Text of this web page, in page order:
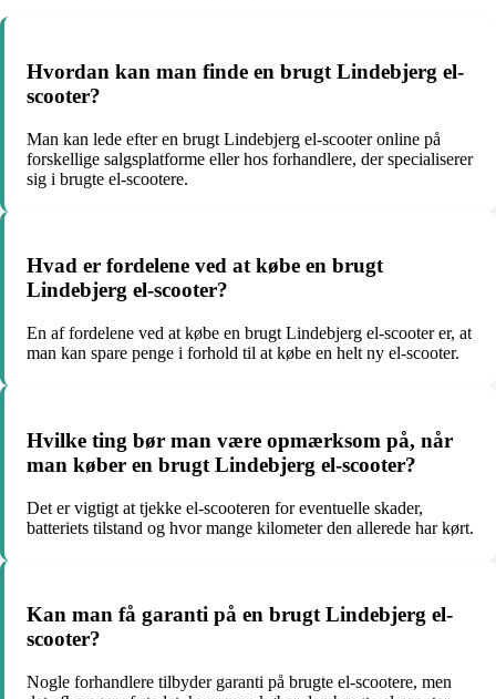
Hvordan kan man finde en brugt Lindebjerg el-
scooter?
Man kan lede efter en brugt Lindebjerg el-scooter online på
forskellige salgsplatforme eller hos forhandlere, der specialiserer
sig i brugte el-scootere.
Hvad er fordelene ved at købe en brugt
Lindebjerg el-scooter?
En af fordelene ved at købe en brugt Lindebjerg el-scooter er, at
man kan spare penge i forhold til at købe en helt ny el-scooter.
Hvilke ting bør man være opmærksom på, når
man køber en brugt Lindebjerg el-scooter?
Det er vigtigt at tjekke el-scooteren for eventuelle skader,
batteriets tilstand og hvor mange kilometer den allerede har kørt.
Kan man få garanti på en brugt Lindebjerg el-
scooter?
Nogle forhandlere tilbyder garanti på brugte el-scootere, men